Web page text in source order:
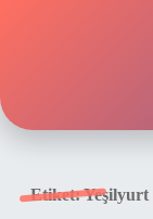
Etiket:Yeşilyurt